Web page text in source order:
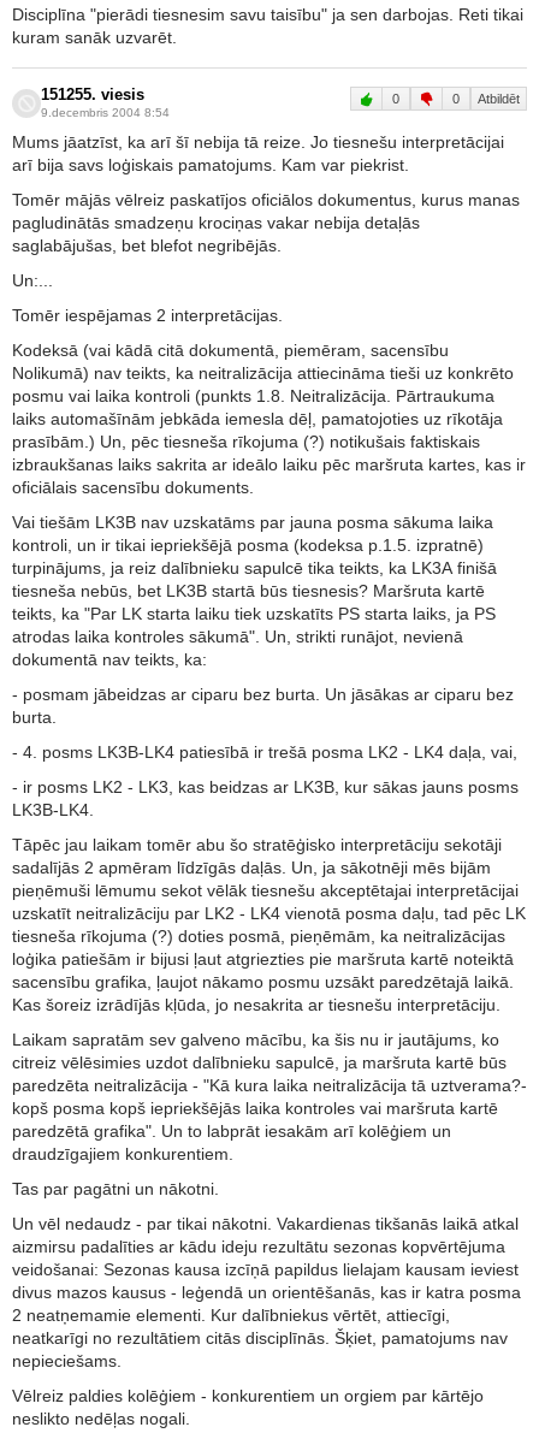
Disciplīna "pierādi tiesnesim savu taisību" ja sen darbojas. Reti tikai
kuram sanāk uzvarēt.
151255. viesis
9.decembris 2004 8:54
0 0 Atbildēt
Mums jāatzīst, ka arī šī nebija tā reize. Jo tiesnešu interpretācijai
arī bija savs loģiskais pamatojums. Kam var piekrist.
Tomēr mājās vēlreiz paskatījos oficiālos dokumentus, kurus manas
pagludinātās smadzeņu krociņas vakar nebija detaļās
saglabājušas, bet blefot negribējās.
Un:...
Tomēr iespējamas 2 interpretācijas.
Kodeksā (vai kādā citā dokumentā, piemēram, sacensību
Nolikumā) nav teikts, ka neitralizācija attiecināma tieši uz konkrēto
posmu vai laika kontroli (punkts 1.8. Neitralizācija. Pārtraukuma
laiks automašīnām jebkāda iemesla dēļ, pamatojoties uz rīkotāja
prasībām.) Un, pēc tiesneša rīkojuma (?) notikušais faktiskais
izbraukšanas laiks sakrita ar ideālo laiku pēc maršruta kartes, kas ir
oficiālais sacensību dokuments.
Vai tiešām LK3B nav uzskatāms par jauna posma sākuma laika
kontroli, un ir tikai iepriekšējā posma (kodeksa p.1.5. izpratnē)
turpinājums, ja reiz dalībnieku sapulcē tika teikts, ka LK3A finišā
tiesneša nebūs, bet LK3B startā būs tiesnesis? Maršruta kartē
teikts, ka "Par LK starta laiku tiek uzskatīts PS starta laiks, ja PS
atrodas laika kontroles sākumā". Un, strikti runājot, nevienā
dokumentā nav teikts, ka:
- posmam jābeidzas ar ciparu bez burta. Un jāsākas ar ciparu bez
burta.
- 4. posms LK3B-LK4 patiesībā ir trešā posma LK2 - LK4 daļa, vai,
- ir posms LK2 - LK3, kas beidzas ar LK3B, kur sākas jauns posms
LK3B-LK4.
Tāpēc jau laikam tomēr abu šo stratēģisko interpretāciju sekotāji
sadalījās 2 apmēram līdzīgās daļās. Un, ja sākotnēji mēs bijām
pieņēmuši lēmumu sekot vēlāk tiesnešu akceptētajai interpretācijai
uzskatīt neitralizāciju par LK2 - LK4 vienotā posma daļu, tad pēc LK
tiesneša rīkojuma (?) doties posmā, pieņēmām, ka neitralizācijas
loģika patiešām ir bijusi ļaut atgriezties pie maršruta kartē noteiktā
sacensību grafika, ļaujot nākamo posmu uzsākt paredzētajā laikā.
Kas šoreiz izrādījās kļūda, jo nesakrita ar tiesnešu interpretāciju.
Laikam sapratām sev galveno mācību, ka šis nu ir jautājums, ko
citreiz vēlēsimies uzdot dalībnieku sapulcē, ja maršruta kartē būs
paredzēta neitralizācija - "Kā kura laika neitralizācija tā uztverama?-
kopš posma kopš iepriekšējās laika kontroles vai maršruta kartē
paredzētā grafika". Un to labprāt iesakām arī kolēģiem un
draudzīgajiem konkurentiem.
Tas par pagātni un nākotni.
Un vēl nedaudz - par tikai nākotni. Vakardienas tikšanās laikā atkal
aizmirsu padalīties ar kādu ideju rezultātu sezonas kopvērtējuma
veidošanai: Sezonas kausa izcīņā papildus lielajam kausam ieviest
divus mazos kausus - leģendā un orientēšanās, kas ir katra posma
2 neatņemamie elementi. Kur dalībniekus vērtēt, attiecīgi,
neatkarīgi no rezultātiem citās disciplīnās. Šķiet, pamatojums nav
nepieciešams.
Vēlreiz paldies kolēģiem - konkurentiem un orgiem par kārtējo
neslikto nedēļas nogali.